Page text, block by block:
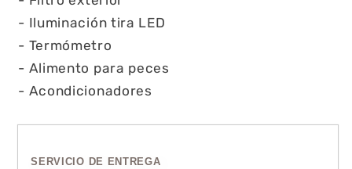
- Iluminación tira LED
- Termómetro
- Alimento para peces
- Acondicionadores
SERVICIO DE ENTREGA